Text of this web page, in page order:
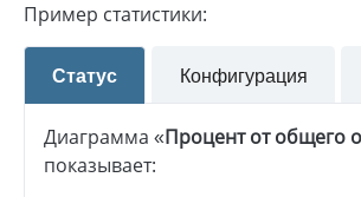
Пример статистики:
Статус Конфигурация
Диаграмма «Процент от общего
показывает: